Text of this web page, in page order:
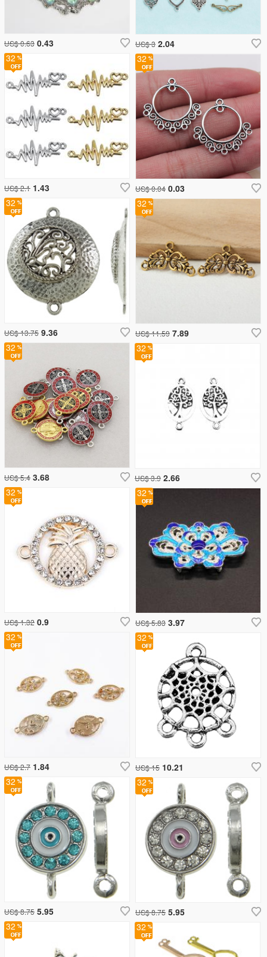
32
US$ 0.04 0.03
US$ 0.63 0.43
32
US$ 13.75 9.36
US$ 3 2.04
32
US$ 2.1 1.43
32
US$ 11.59 7.89
32
US$ 5.83 3.97
32
US$ 5.4 3.68
32
US$ 3.9 2.66
32
US$ 2.7 1.84
32
US$ 1.32 0.9
32
US$ 15 10.21
32
US$ 8.75 5.95
32
US$ 8.75 5.95
32
32